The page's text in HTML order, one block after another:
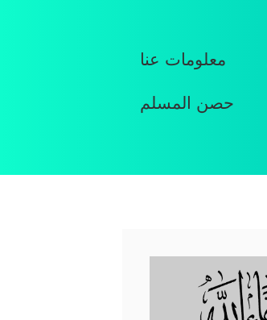
معلومات عنا
حصن المسلم